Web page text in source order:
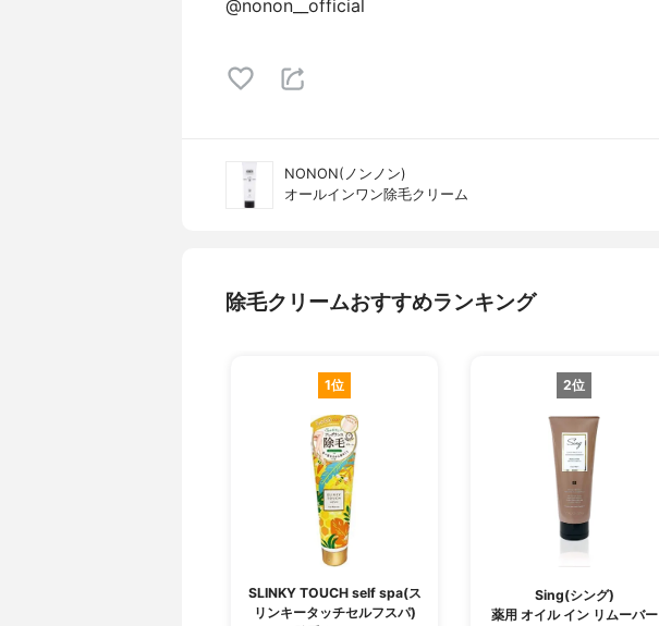
@nonon__official
NONON(ノンノン)
オールインワン除毛クリーム
除毛クリームおすすめランキング
1位
SLINKY TOUCH self spa(ス
リンキータッチセルフスパ)
2位
Sing(シング)
薬用 オイル イン リムーバー